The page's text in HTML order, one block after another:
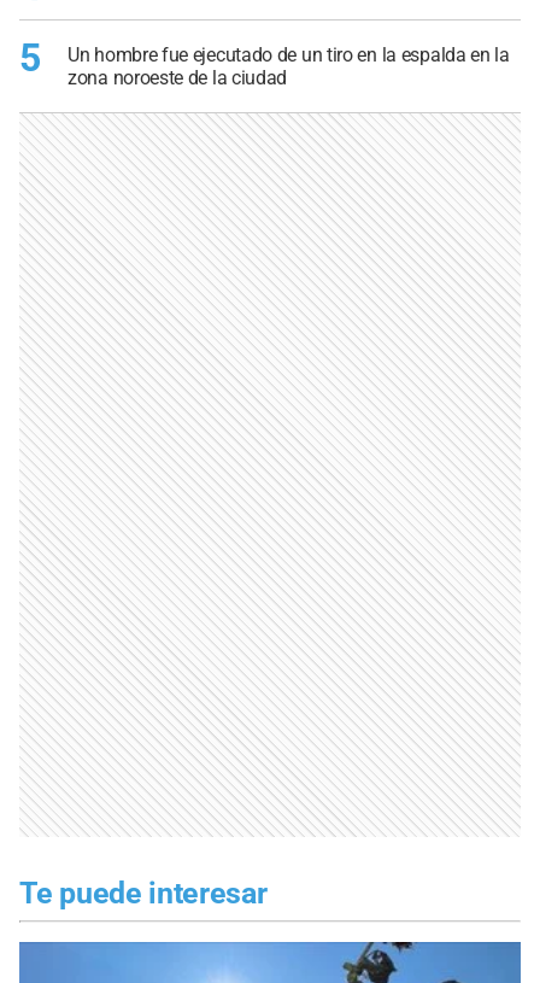
5
Un hombre fue ejecutado de un tiro en la espalda en la
zona noroeste de la ciudad
Te puede interesar